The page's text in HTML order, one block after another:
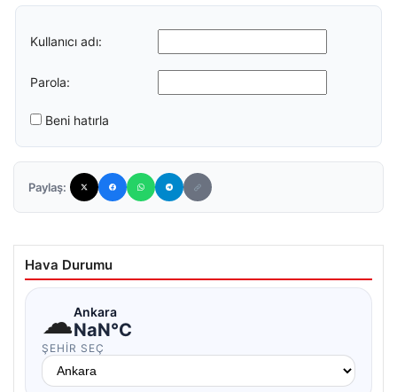
Kullanıcı adı:
Parola:
Beni hatırla
Paylaş:
Hava Durumu
☁Ankara
NaN°C
ŞEHIR SEÇ